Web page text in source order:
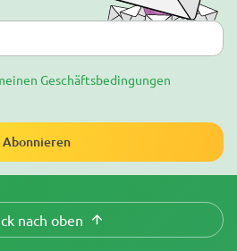
Geschäftsbedingungen
Abonnieren
nach oben